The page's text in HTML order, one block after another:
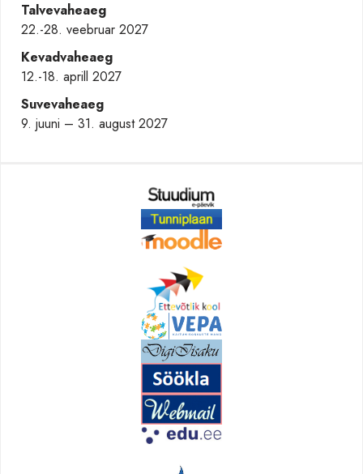
Talvevaheaeg
22.-28. veebruar 2027
Kevadvaheaeg
12.-18. aprill 2027
Suvevaheaeg
9. juuni – 31. august 2027